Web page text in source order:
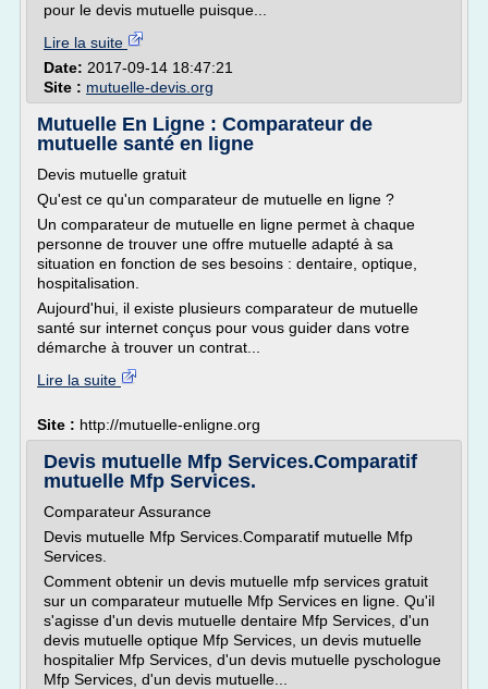
pour le devis mutuelle puisque...
Lire la suite
Date: 2017-09-14 18:47:21
Site : mutuelle-devis.org
Mutuelle En Ligne : Comparateur de
mutuelle santé en ligne
Devis mutuelle gratuit
Qu'est ce qu'un comparateur de mutuelle en ligne ?
Un comparateur de mutuelle en ligne permet à chaque
personne de trouver une offre mutuelle adapté à sa
situation en fonction de ses besoins : dentaire, optique,
hospitalisation.
Aujourd'hui, il existe plusieurs comparateur de mutuelle
santé sur internet conçus pour vous guider dans votre
démarche à trouver un contrat...
Lire la suite
Site : http://mutuelle-enligne.org
Devis mutuelle Mfp Services.Comparatif
mutuelle Mfp Services.
Comparateur Assurance
Devis mutuelle Mfp Services.Comparatif mutuelle Mfp
Services.
Comment obtenir un devis mutuelle mfp services gratuit
sur un comparateur mutuelle Mfp Services en ligne. Qu'il
s'agisse d'un devis mutuelle dentaire Mfp Services, d'un
devis mutuelle optique Mfp Services, un devis mutuelle
hospitalier Mfp Services, d'un devis mutuelle pyschologue
Mfp Services, d'un devis mutuelle...